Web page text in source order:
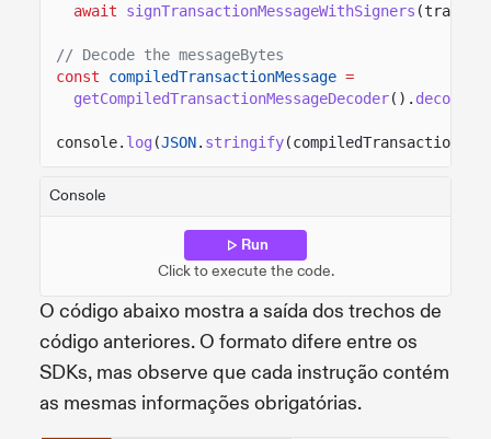
await
signTransactionMessageWithSigners
// Decode the messageBytes
const
compiledTransactionMessage =
getCompiledTransactionMessageDecoder(). decode
console. log (JSON. stringify
Console
Run
Click to execute the code.
O código abaixo mostra a saída dos trechos de
código anteriores. O formato difere entre os
SDKs, mas observe que cada instrução contém
as mesmas informações obrigatórias.